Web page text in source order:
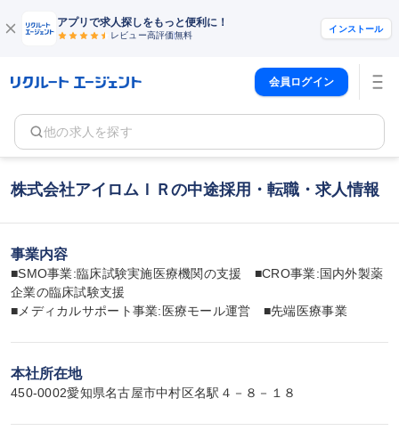
アプリで求人探しをもっと便利に！
レビュー高評価無料
インストール
会員ログイン
他の求人を探す
株式会社アイロムＩＲの中途採用・転職・求人情報
事業内容
■SMO事業:臨床試験実施医療機関の支援　■CRO事業:国内外製薬
企業の臨床試験支援
■メディカルサポート事業:医療モール運営　■先端医療事業
本社所在地
450-0002愛知県名古屋市中村区名駅４－８－１８